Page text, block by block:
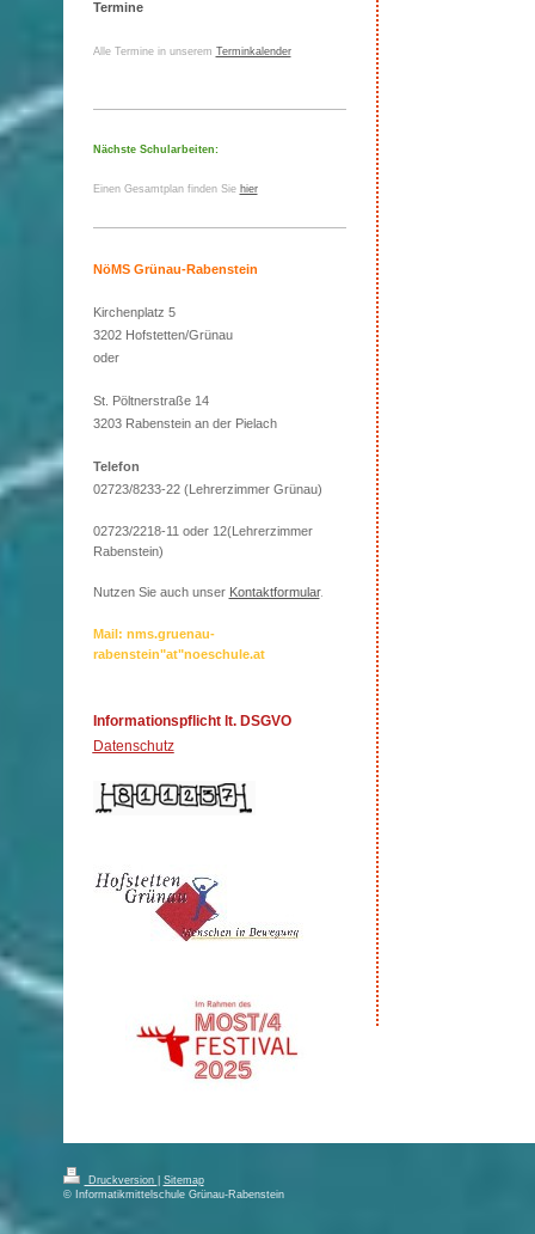
Termine
Alle Termine in unserem Terminkalender
Nächste Schularbeiten:
Einen Gesamtplan finden Sie hier
NöMS Grünau-Rabenstein
Kirchenplatz 5
3202 Hofstetten/Grünau
oder
St. Pöltnerstraße 14
3203 Rabenstein an der Pielach
Telefon
02723/8233-22 (Lehrerzimmer Grünau)
02723/2218-11 oder 12(Lehrerzimmer
Rabenstein)
Nutzen Sie auch unser Kontaktformular.
Mail: nms.gruenau-
rabenstein"at"noeschule.at
Informationspflicht lt. DSGVO
Datenschutz
Druckversion
Sitemap
© Informatikmittelschule Grünau-Rabenstein